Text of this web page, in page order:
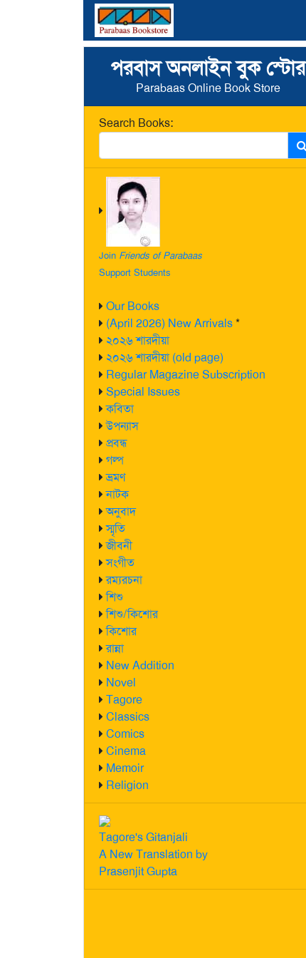
পরবাস অনলাইন বুক স্টোর
Parabaas Online Book Store
Search Books:
Join Friends of Parabaas
Support Students
Our Books
(April 2026) New Arrivals*
২০২৬ শারদীয়া
২০২৬ শারদীয়া (old page)
Regular Magazine Subscription
Special Issues
কবিতা
উপন্যাস
প্রবন্ধ
গল্প
ভ্রমণ
নাটক
অনুবাদ
স্মৃতি
জীবনী
সংগীত
রম্যরচনা
শিশু
শিশু/কিশোর
কিশোর
রান্না
New Addition
Novel
Tagore
Classics
Comics
Cinema
Memoir
Religion
Tagore's Gitanjali
A New Translation by
Prasenjit Gupta